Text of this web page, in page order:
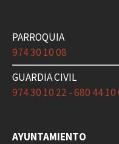
PARROQUIA
974 30 10 08
GUARDIA CIVIL
974 30 10 22 - 680 44 10
AYUNTAMIENTO